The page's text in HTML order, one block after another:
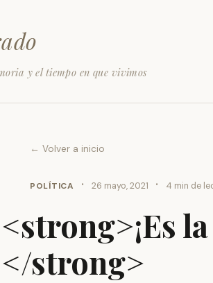
y el tiempo en que vivimos
← Volver a inicio
POLÍTICA · 26 mayo, 2021 · 4 min de
<strong>¡Es
</strong>